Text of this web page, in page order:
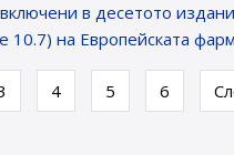
в десетото
10.7) на Европейската
4 5 6